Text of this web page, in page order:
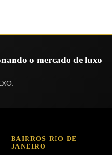
o mercado de luxo
BAIRROS RIO DE
JANEIRO